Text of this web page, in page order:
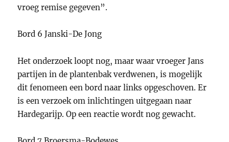
vroeg remise gegeven”.
Bord 6 Janski-De Jong
Het onderzoek loopt nog, maar waar vroeger Jans
partijen in de plantenbak verdwenen, is mogelijk
dit fenomeen een bord naar links opgeschoven. Er
is een verzoek om inlichtingen uitgegaan naar
Hardegarijp. Op een reactie wordt nog gewacht.